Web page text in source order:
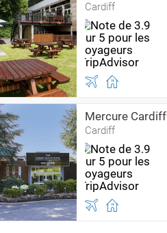
Cardiff
Mercure Cardiff
Cardiff